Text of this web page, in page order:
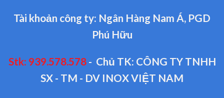
Tài khoản công ty: Ngân Hàng Nam Á, PGD
Phú Hữu
Stk: 939.578.578- Chủ TK: CÔNG TY TNHH
SX - TM - DV INOX VIỆT NAM